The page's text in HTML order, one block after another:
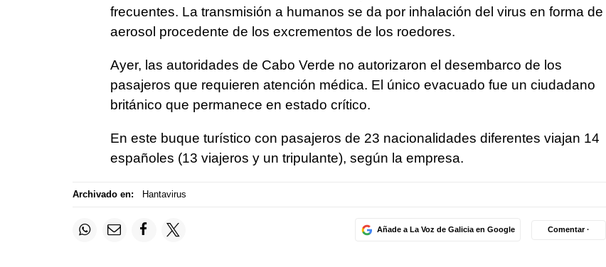
frecuentes. La transmisión a humanos se da por inhalación del virus en forma de
aerosol procedente de los excrementos de los roedores.
Ayer, las autoridades de Cabo Verde no autorizaron el desembarco de los
pasajeros que requieren atención médica. El único evacuado fue un ciudadano
británico que permanece en estado crítico.
En este buque turístico con pasajeros de 23 nacionalidades diferentes viajan 14
españoles (13 viajeros y un tripulante), según la empresa.
Archivado en: Hantavirus
Añade a La Voz de Galicia en Google Comentar ·